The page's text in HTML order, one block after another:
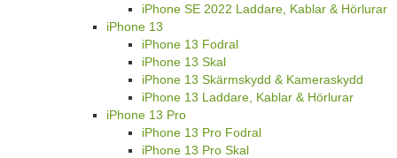
iPhone SE 2022 Laddare, Kablar & Hörlurar
iPhone 13
iPhone 13 Fodral
iPhone 13 Skal
iPhone 13 Skärmskydd & Kameraskydd
iPhone 13 Laddare, Kablar & Hörlurar
iPhone 13 Pro
iPhone 13 Pro Fodral
iPhone 13 Pro Skal